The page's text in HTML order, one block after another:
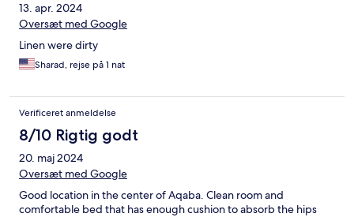
13. apr. 2024
Oversæt med Google
Linen were dirty
Sharad, rejse på 1 nat
Verificeret anmeldelse
8/10 Rigtig godt
20. maj 2024
Oversæt med Google
Good location in the center of Aqaba. Clean room and
comfortable bed that has enough cushion to absorb the hips